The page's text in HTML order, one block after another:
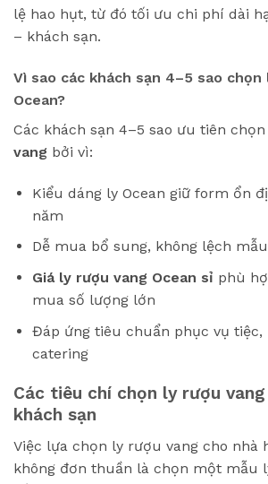
lệ hao hụt, từ đó tối ưu chi phí dài
– khách sạn.
Vì sao các khách sạn 4–5 sao chọn
Ocean?
Các khách sạn 4–5 sao ưu tiên chọn
vang bởi vì:
Kiểu dáng ly Ocean giữ form ổn
năm
Dễ mua bổ sung, không lệch mẫu
Giá ly rượu vang Ocean sỉ phù
mua số lượng lớn
Đáp ứng tiêu chuẩn phục vụ tiệc,
catering
Các tiêu chí chọn ly rượu
khách sạn
Việc lựa chọn ly rượu vang cho nhà
không đơn thuần là chọn một mẫu